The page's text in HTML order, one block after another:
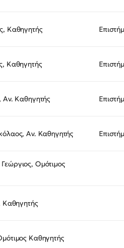
Καθηγητής
Καθηγητής
Αν. Καθηγητής
Αν. Καθηγητής
Ομότιμος
Καθηγητής
Καθηγητής